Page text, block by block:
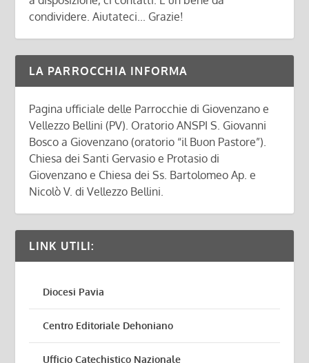
condividere. Aiutateci... Grazie!
LA PARROCCHIA INFORMA
Pagina ufficiale delle Parrocchie di Giovenzano e
Vellezzo Bellini (PV). Oratorio ANSPI S. Giovanni
Bosco a Giovenzano (oratorio “il Buon Pastore”).
Chiesa dei Santi Gervasio e Protasio di
Giovenzano e Chiesa dei Ss. Bartolomeo Ap. e
Nicolò V. di Vellezzo Bellini.
LINK UTILI:
Diocesi Pavia
Centro Editoriale Dehoniano
Ufficio Catechistico Nazionale